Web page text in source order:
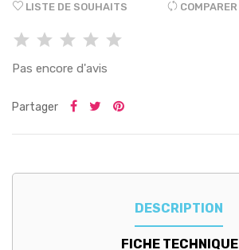
LISTE DE SOUHAITS COMPARER
Pas encore d'avis
Partager
DESCRIPTION
FICHE TECHNIQUE